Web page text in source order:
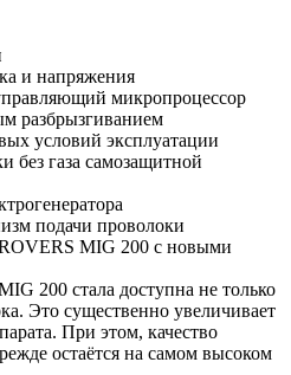
и напряжения
микропроцессор
разбрызгиванием
условий эксплуатации
без газа самозащитной
подачи проволоки
MIG 200 с новыми
200 стала доступна не только
Это существенно увеличивает
При этом, качество
остаётся на самом высоком